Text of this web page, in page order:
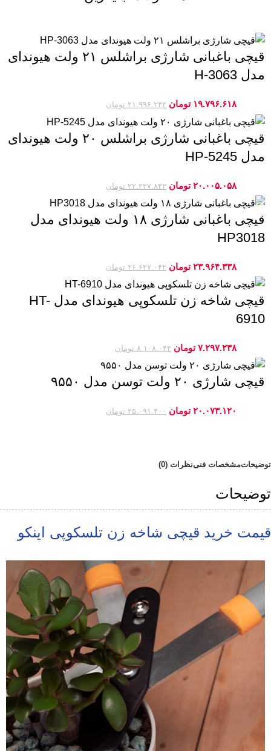
قیچی باغبانی شارژی براشلس ۲۱ ولت هیوندای
مدل H-3063
۲۱.۹۹۶.۲۴۲ تومان ۱۹.۷۹۶.۶۱۸ تومان
قیچی باغبانی شارژی براشلس ۲۰ ولت هیوندای
مدل HP-5245
۲۲.۲۲۷.۸۴۲ تومان ۲۰.۰۰۵.۰۵۸ تومان
قیچی باغبانی شارژی ۱۸ ولت هیوندای مدل
HP3018
۲۶.۶۲۷.۰۴۲ تومان ۲۳.۹۶۴.۳۳۸ تومان
قیچی شاخه زن تلسکوپی هیوندای مدل HT-
6910
۸.۱۰۸.۰۴۲ تومان ۷.۲۹۷.۲۳۸ تومان
قیچی شارژی ۲۰ ولت توسن مدل ۹۵۵۰
۲۵.۰۹۱.۴۰۰ تومان ۲۰.۰۷۳.۱۲۰ تومان
توضیحاتمشخصات فنینظرات (0)
توضیحات
قیمت خرید قیچی شاخه زن تلسکوپی اینکو